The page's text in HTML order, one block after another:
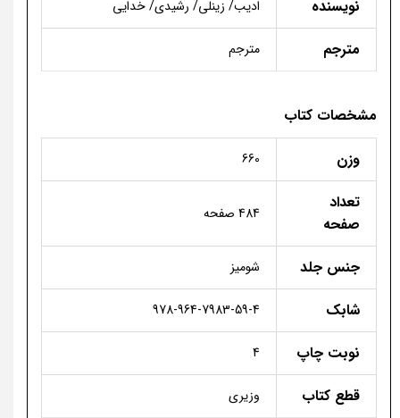
نویسنده
ادیب/ زینلی/ رشیدی/ خدایی
مترجم مترجم
مشخصات کتاب
وزن
660
تعداد
صفحه
484 صفحه
جنس جلد شومیز
شابک 978-964-7983-59-4
نوبت چاپ 4
قطع کتاب وزیری